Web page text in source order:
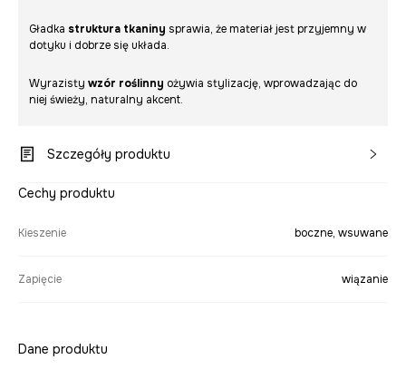
Gładka struktura tkaniny sprawia, że materiał jest przyjemny w
dotyku i dobrze się układa.
Wyrazisty wzór roślinny ożywia stylizację, wprowadzając do
niej świeży, naturalny akcent.
Szczegóły produktu
Cechy produktu
Kieszenie boczne, wsuwane
Zapięcie wiązanie
Dane produktu